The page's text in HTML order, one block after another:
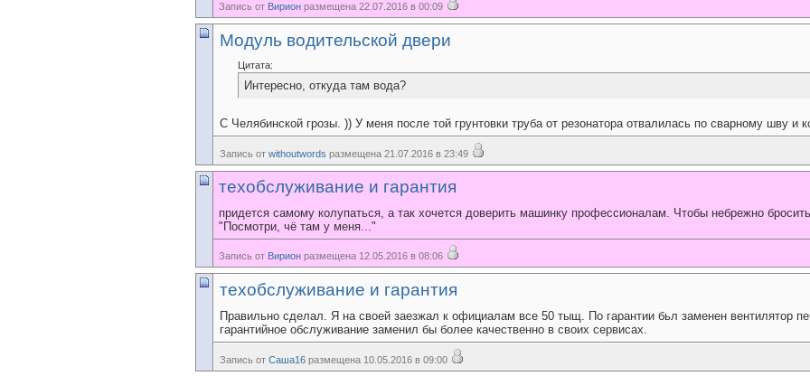
Запись от Вирион размещена 22.07.2016 в 00:09
Модуль водительской двери
Цитата:
Интересно, откуда там вода?
С Челябинской грозы. )) У меня после той грунтовки труба от резонатора отвалилась по сварному шву и
Запись от withoutwords размещена 21.07.2016 в 23:49
техобслуживание и гарантия
придется самому колупаться, а так хочется доверить машинку профессионалам. Чтобы небрежно
"Посмотри, чё там у меня..."
Запись от Вирион размещена 12.05.2016 в 08:06
техобслуживание и гарантия
Правильно сделал. Я на своей заезжал к официалам все 50 тыщ. По гарантии бьл заменен вентилятор
гарантийное обслуживание заменил бы более качественно в своих сервисах.
Запись от Саша16 размещена 10.05.2016 в 09:00